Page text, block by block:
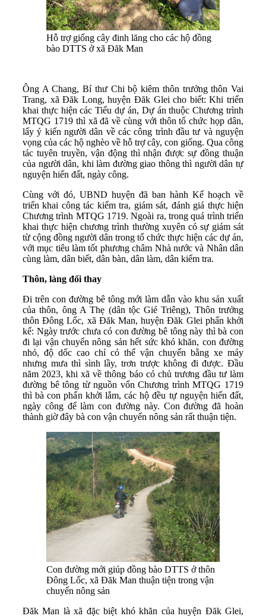
Hỗ trợ giống cây đinh lăng cho các hộ đồng
bào DTTS ở xã Đăk Man
Ông A Chang, Bí thư Chi bộ kiêm thôn trưởng thôn Vai
Trang, xã Đăk Long, huyện Đăk Glei cho biết: Khi triển
khai thực hiện các Tiểu dự án, Dự án thuộc Chương trình
MTQG 1719 thì xã đã về cùng với thôn tổ chức họp dân,
lấy ý kiến người dân về các công trình đầu tư và nguyện
vọng của các hộ nghèo về hỗ trợ cây, con giống. Qua công
tác tuyên truyền, vận động thì nhận được sự đồng thuận
của người dân, khi làm đường giao thông thì người dân tự
nguyện hiến đất, ngày công.
Cùng với đó, UBND huyện đã ban hành Kế hoạch về
triển khai công tác kiểm tra, giám sát, đánh giá thực hiện
Chương trình MTQG 1719. Ngoài ra, trong quá trình triển
khai thực hiện chương trình thường xuyên có sự giám sát
từ cộng đồng người dân trong tổ chức thực hiện các dự án,
với mục tiêu làm tốt phương châm Nhà nước và Nhân dân
cùng làm, dân biết, dân bàn, dân làm, dân kiểm tra.
Thôn, làng đổi thay
Đi trên con đường bê tông mới làm dẫn vào khu sản xuất
của thôn, ông A Thẹ (dân tộc Gié Triêng), Thôn trưởng
thôn Đông Lốc, xã Đăk Man, huyện Đăk Glei phấn khởi
kể: Ngày trước chưa có con đường bê tông này thì bà con
đi lại vận chuyển nông sản hết sức khó khăn, con đường
nhỏ, độ dốc cao chỉ có thể vận chuyển bằng xe máy
nhưng mưa thì sình lầy, trơn trược không đi được. Đầu
năm 2023, khi xã về thông báo có chủ trương đầu tư làm
đường bê tông từ nguồn vốn Chương trình MTQG 1719
thì bà con phấn khởi lắm, các hộ đều tự nguyện hiến đất,
ngày công để làm con đường này. Con đường đã hoàn
thành giờ đây bà con vận chuyển nông sản rất thuận tiện.
Con đường mới giúp đồng bào DTTS ở thôn
Đông Lốc, xã Đăk Man thuận tiện trong vận
chuyển nông sản
Đăk Man là xã đặc biệt khó khăn của huyện Đăk Glei,